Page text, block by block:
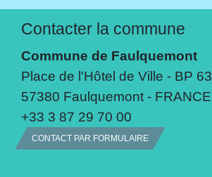
Contacter la commune
Commune de Faulquemont
Place de l'Hôtel de Ville - BP 63
57380 Faulquemont - FRANCE
+33 3 87 29 70 00
CONTACT PAR FORMULAIRE